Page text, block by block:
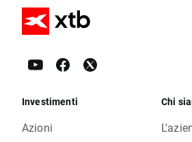
Investimenti
Azioni
Chi